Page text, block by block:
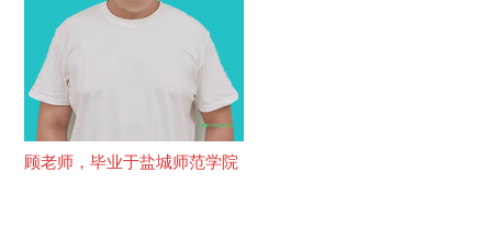
顾老师，毕业于盐城师范学院